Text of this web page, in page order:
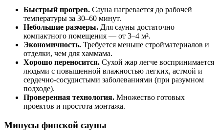
Быстрый прогрев. Сауна нагревается до рабочей
температуры за 30–60 минут.
Небольшие размеры. Для сауны достаточно
компактного помещения — от 3–4 м².
Экономичность. Требуется меньше стройматериалов и
отделки, чем для хаммама.
Хорошо переносится. Сухой жар легче воспринимается
людьми с повышенной влажностью легких, астмой и
сердечно-сосудистыми заболеваниями (при разумном
подходе).
Проверенная технология. Множество готовых
проектов и простота монтажа.
Минусы финской сауны